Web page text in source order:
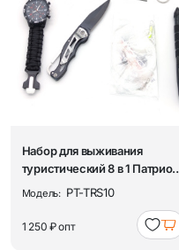
Набор для выживания
туристический 8 в 1 Патриот
PT-TRS10
Модель: PT-TRS10
1 250 ₽опт